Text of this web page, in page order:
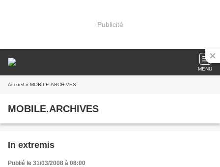
Publicité
MENU
Accueil » MOBILE.ARCHIVES
MOBILE.ARCHIVES
In extremis
Publié le 31/03/2008 à 08:00